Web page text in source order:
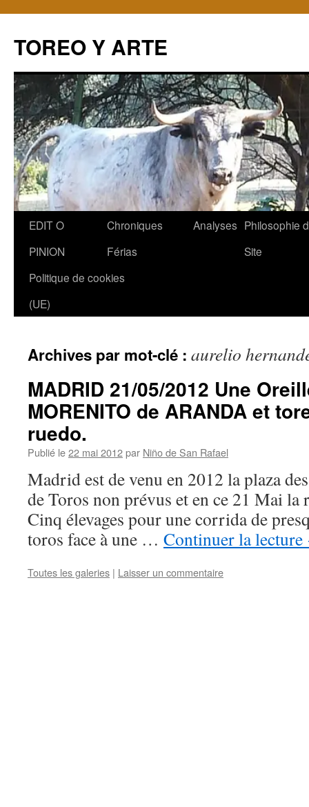
TOREO Y ARTE
Aller
contenu
EDIT O
PINION
Chroniques
Férias
Analyses Philosophie
Site
Politique de cookies
(UE)
Archives par mot-clé : aurelio
MADRID 21/05/2012 Une
MORENITO de ARANDA et
ruedo.
Publié le22 mai 2012par Niño de San Rafael
Madrid est de venu en 2012 la plaza
de Toros non prévus et en ce 21 Mai
Cinq élevages pour une corrida de
toros face à une … Continuer la lecture
Toutes les galeries | Laisser un commentaire